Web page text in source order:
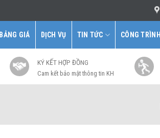
BẢNG GIÁ DỊCH VỤ TIN TỨC CÔNG TRÌNH
KÝ KẾT HỢP ĐỒNG
Cam kết bảo mật thông tin KH